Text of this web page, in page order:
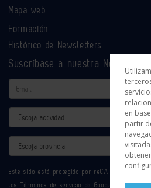
Mapa web
Formación
Histórico de Newsletters
Suscríbase a nuestra Newsletter
Email
Actividad
Provincia
Este sitio está protegido por reCAPTCHA y se
los Términos de servicio de Google.
en
partir